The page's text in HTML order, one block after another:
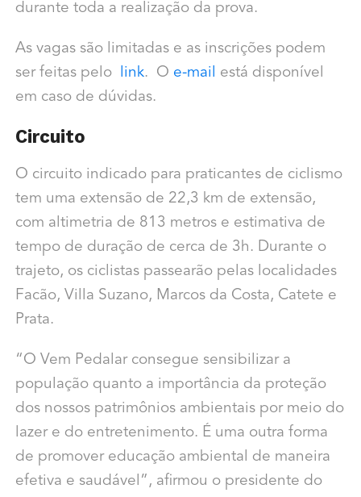
durante toda a realização da prova.
As vagas são limitadas e as inscrições podem
ser feitas pelo link. O e-mail está disponível
em caso de dúvidas.
Circuito
O circuito indicado para praticantes de ciclismo
tem uma extensão de 22,3 km de extensão,
com altimetria de 813 metros e estimativa de
tempo de duração de cerca de 3h. Durante o
trajeto, os ciclistas passearão pelas localidades
Facão, Villa Suzano, Marcos da Costa, Catete e
Prata.
“O Vem Pedalar consegue sensibilizar a
população quanto a importância da proteção
dos nossos patrimônios ambientais por meio do
lazer e do entretenimento. É uma outra forma
de promover educação ambiental de maneira
efetiva e saudável”, afirmou o presidente do